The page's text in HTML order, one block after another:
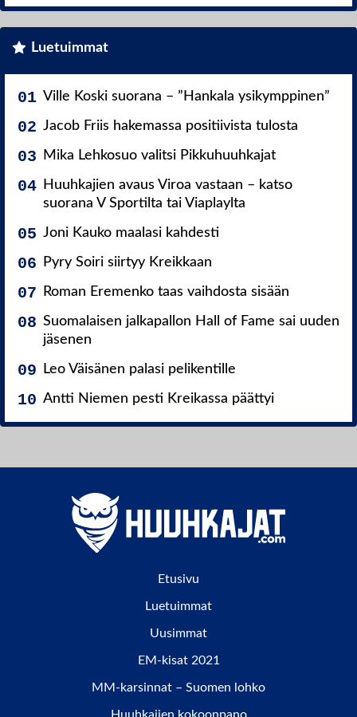
Luetuimmat
Ville Koski suorana – ”Hankala ysikymppinen”
Jacob Friis hakemassa positiivista tulosta
Mika Lehkosuo valitsi Pikkuhuuhkajat
Huuhkajien avaus Viroa vastaan – katso
suorana V Sportilta tai Viaplaylta
Joni Kauko maalasi kahdesti
Pyry Soiri siirtyy Kreikkaan
Roman Eremenko taas vaihdosta sisään
Suomalaisen jalkapallon Hall of Fame sai uuden
jäsenen
Leo Väisänen palasi pelikentille
Antti Niemen pesti Kreikassa päättyi
Etusivu
Luetuimmat
Uusimmat
EM-kisat 2021
MM-karsinnat – Suomen lohko
Huuhkajien kokoonpano